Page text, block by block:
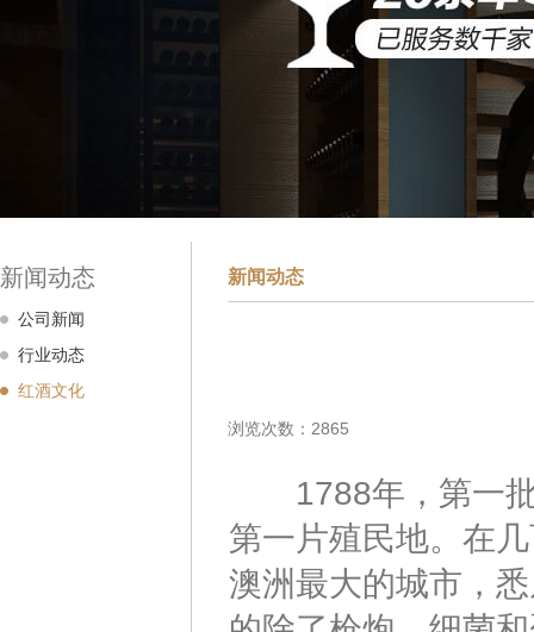
新闻动态
公司新闻
行业动态
红酒文化
新闻动态
浏览次数：2865
1788年，第一批
第一片殖民地。在
澳洲最大的城市，